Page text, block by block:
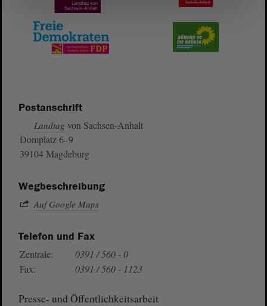
Postanschrift
Landtag von Sachsen-Anhalt
Domplatz 6–9
39104 Magdeburg
Wegbeschreibung
Auf Google Maps
Telefon und Fax
Zentrale:
0391 / 560 - 0
Fax:
0391 / 560 - 1123
Presse- und Öffentlichkeitsarbeit